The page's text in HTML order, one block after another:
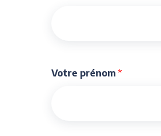
Votre prénom *